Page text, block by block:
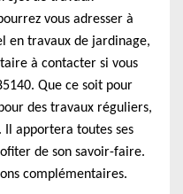
vous adresser à
en travaux de jardinage,
à contacter si vous
Que ce soit pour
des travaux réguliers,
apportera toutes ses
de son savoir-faire.
complémentaires.